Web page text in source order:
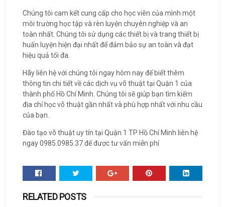
Chúng tôi cam kết cung cấp cho học viên của mình một
môi trường học tập và rèn luyện chuyên nghiệp và an
toàn nhất. Chúng tôi sử dụng các thiết bị và trang thiết bị
huấn luyện hiện đại nhất để đảm bảo sự an toàn và đạt
hiệu quả tối đa.
Hãy liên hệ với chúng tôi ngay hôm nay để biết thêm
thông tin chi tiết về các dịch vụ võ thuật tại Quận 1 của
thành phố Hồ Chí Minh. Chúng tôi sẽ giúp bạn tìm kiếm
địa chỉ học võ thuật gần nhất và phù hợp nhất với nhu cầu
của bạn.
Đào tạo võ thuật uy tín tại Quận 1 TP Hồ Chí Minh liên hệ
ngay 0985.0985.37 để được tư vấn miễn phí
RELATED POSTS